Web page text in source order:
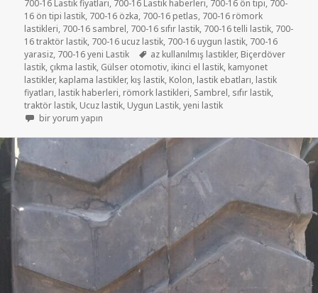
700-16 Lastik fiyatları, 700-16 Lastik haberleri, 700-16 ön tipi, 700-
16 ön tipi lastik, 700-16 özka, 700-16 petlas, 700-16 römork
lastikleri, 700-16 sambrel, 700-16 sıfır lastik, 700-16 telli lastik, 700-
16 traktör lastik, 700-16 ucuz lastik, 700-16 uygun lastik, 700-16
yarasiz, 700-16 yeni Lastik Etiketler
az kullanılmış lastikler, Biçerdöver
lastik, çıkma lastik, Gülser otomotiv, ikinci el lastik, kamyonet
lastikler, kaplama lastikler, kış lastik, Kolon, lastik ebatları, lastik
fiyatları, lastik haberleri, römork lastikleri, Sambrel, sıfır lastik,
traktör lastik, Ucuz lastik, Uygun Lastik,yeni lastik
SATILIK 700-16 İKİNCİ EL ÇIKMA RÖMORK LASTİKLER için
bir yorum yapın